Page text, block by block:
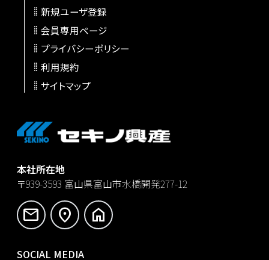
本社所在地
〒939-3593 富山県富山市水橋開発277-12
mail location_on home
SOCIAL MEDIA
新規ユーザ登録
会員専用ページ
プライバシーポリシー
利用規約
サイトマップ